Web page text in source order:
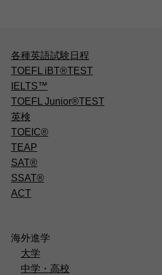
各種英語試験日程
TOEFL iBT®TEST
IELTS™
TOEFL Junior®TEST
英検
TOEIC®
TEAP
SAT®
SSAT®
ACT
海外進学
大学
中学・高校